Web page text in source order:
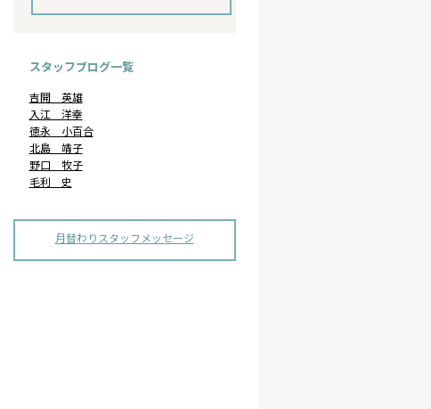
スタッフブログ一覧
吉開 英雄
入江 洋幸
徳永 小百合
北島 靖子
野口 牧子
毛利 史
月替わりスタッフメッセージ